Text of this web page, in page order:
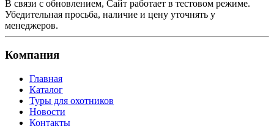
В связи с обновлением, Сайт работает в тестовом режиме.
Убедительная просьба, наличие и цену уточнять у
менеджеров.
Компания
Главная
Каталог
Туры для охотников
Новости
Контакты